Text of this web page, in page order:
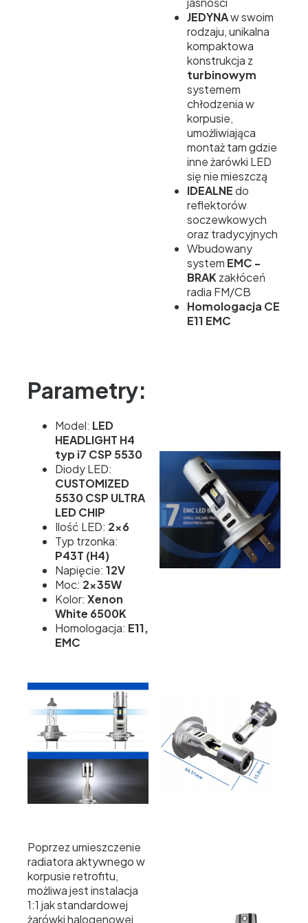
JEDYNAw swoim
rodzaju, unikalna
kompaktowa
konstrukcja z
turbinowym
systemem
chłodzenia w
korpusie,
umożliwiająca
montaż tam gdzie
inne żarówki LED
się nie mieszczą
IDEALNEdo
reflektorów
soczewkowych
oraz tradycyjnych
Wbudowany
system EMC -
BRAKzakłóceń
radia FM/CB
Homologacja CE
E11 EMC
Parametry:
Model: LED
HEADLIGHT H4
typ i7 CSP 5530
Diody LED:
CUSTOMIZED
5530 CSP ULTRA
LED CHIP
Ilość LED: 2x6
Typ trzonka:
P43T (H4)
Napięcie: 12V
Moc: 2x35W
Kolor: Xenon
White 6500K
Homologacja: E11,
EMC
Poprzez umieszczenie
radiatora aktywnego w
korpusie retrofitu,
możliwa jest instalacja
1:1 jak standardowej
żarówki halogenowej